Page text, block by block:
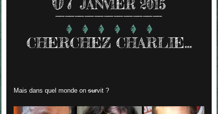
JANVIER 2015
CHERCHEZ CHARLIE...
Mais dans quel monde onsurvit ?